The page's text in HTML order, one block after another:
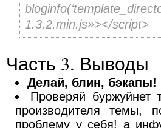
1.3.2.min.js»></script>
Часть 3. Выводы
Делай, блин, бэкапы!
Проверяй буржуйнет
производителя темы,
проблему у себя! а